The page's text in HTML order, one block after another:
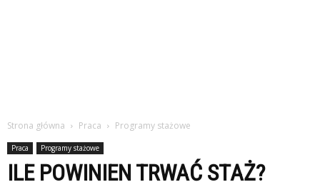
Strona główna Praca Programy stażowe
Praca Programy stażowe
ILE POWINIEN TRWAĆ STAŻ?